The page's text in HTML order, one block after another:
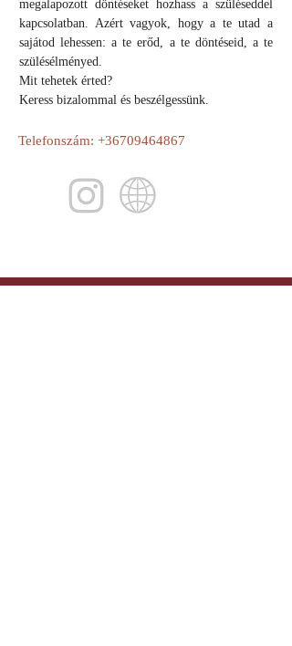
megalapozott döntéseket hozhass a szüléseddel
kapcsolatban. Azért vagyok, hogy a te utad a
sajátod lehessen: a te erőd, a te döntéseid, a te
szülésélményed.
Mit tehetek érted?
Keress bizalommal és beszélgessünk.
Telefonszám: +36709464867